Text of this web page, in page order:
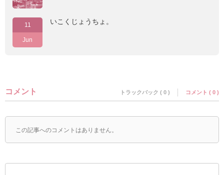
11
Jun
いこくじょうちょ。
コメント トラックバック ( 0 ) コメント ( 0 )
この記事へのコメントはありません。